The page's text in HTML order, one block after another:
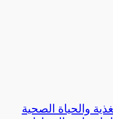
والحياة الصحية